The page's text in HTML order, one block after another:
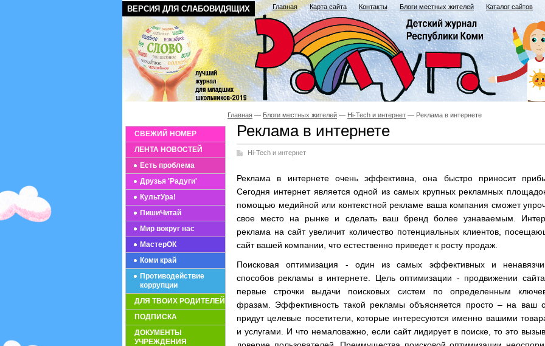
ВЕРСИЯ ДЛЯ СЛАБОВИДЯЩИХ Главная Карта сайта Контакты Блоги местных жителей Каталог сайтов
СВЕЖИЙ НОМЕР
ЛЕНТА НОВОСТЕЙ
Есть проблема
Друзья 'Радуги'
КультУра!
ПишиЧитай
Мир вокруг нас
МастерОК
Коми край
Противодействие
коррупции
ДЛЯ ТВОИХ РОДИТЕЛЕЙ
ПОДПИСКА
ДОКУМЕНТЫ
УЧРЕЖДЕНИЯ
Главная Блоги местных жителей Hi-Tech и интернет Реклама в интернете
Реклама в интернете
Hi-Tech и интернет
Реклама в интернете очень эффективна, она быстро приносит
Сегодня интернет является одной из самых крупных рекламных
помощью медийной или контекстной рекламе ваша компания сможет
свое место на рынке и сделать ваш бренд более узнаваемым.
реклама на сайт увеличит количество потенциальных клиентов,
сайт вашей компании, что естественно приведет к росту продаж.
Поисковая оптимизация - один из самых эффективных и
способов рекламы в интернете. Цель оптимизации - продвижении
первые строчки выдачи поисковых систем по определенным
фразам. Эффективность такой рекламы объясняется просто – на ваш
придут целевые посетители, которые интересуются именно вашими
и услугами. И что немаловажно, если сайт лидирует в поиске, то это